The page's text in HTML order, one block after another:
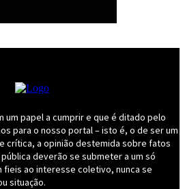
um papel a cumprir e que é ditado pelo
para o nosso portal – isto é, o de ser um
crítica, a opinião destemida sobre fatos
deverão se submeter a um só
ao interesse coletivo, nunca se
situação.